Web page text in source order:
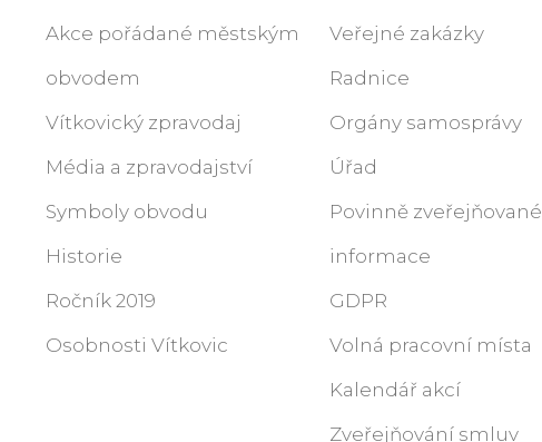
Akce pořádané městským
obvodem
Vítkovický zpravodaj
Média a zpravodajství
Symboly obvodu
Historie
Ročník 2019
Osobnosti Vítkovic
Veřejné zakázky
Radnice
Orgány samosprávy
Úřad
Povinně zveřejňované
informace
GDPR
Volná pracovní místa
Kalendář akcí
Zveřejňování smluv